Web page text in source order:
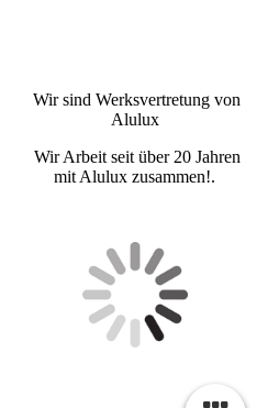
Wir sind Werksvertretung von
Alulux
Wir Arbeit seit über 20 Jahren
mit Alulux zusammen!.